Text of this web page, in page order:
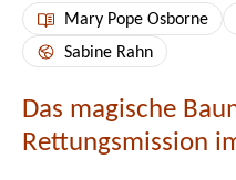
Mary Pope Osborne
Sabine Rahn
Das magische
Rettungsmission